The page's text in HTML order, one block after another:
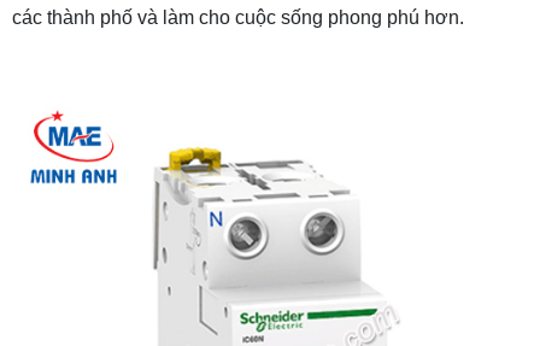
các thành phố và làm cho cuộc sống phong phú hơn.